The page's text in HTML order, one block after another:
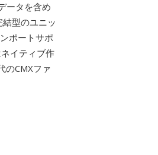
ータを含め
型のユニッ
ポートサポ
イティブ作
のCMXファ